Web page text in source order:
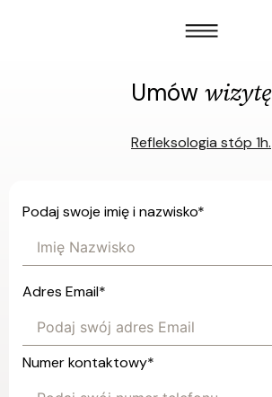
Umów wizytę
Refleksologia stóp 1h.
Podaj swoje imię i nazwisko*
Adres Email*
Numer kontaktowy*